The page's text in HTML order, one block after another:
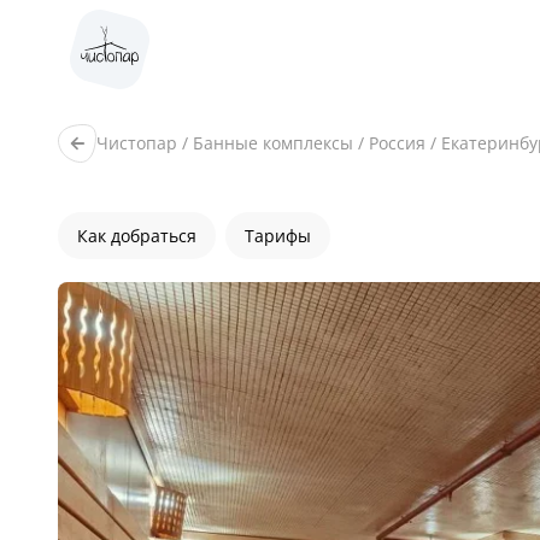
Чистопар / Банные комплексы / Россия /
Как добраться Тарифы